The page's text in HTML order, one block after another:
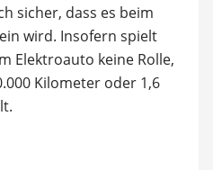
sicher, dass es beim
wird. Insofern spielt
Elektroauto keine Rolle,
Kilometer oder 1,6